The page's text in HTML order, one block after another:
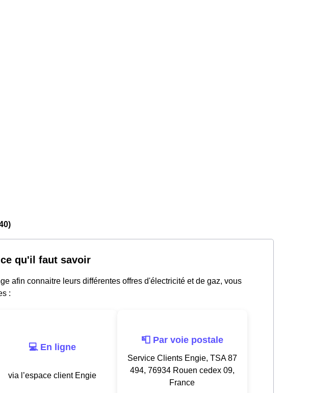
qu'il faut savoir
afin connaitre leurs différentes offres d'électricité et de gaz, vous
:
💻 En ligne
via l’espace client Engie
📮 Par voie postale
Service Clients Engie, TSA 87
494, 76934 Rouen cedex 09,
France